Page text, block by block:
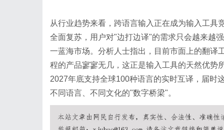
从行业趋势来看，跨语言输入正在成为输入工具
全面复苏，用户对"边打边译"的需求只会越来越
一蓝海市场。分析人士指出，目前市面上的翻译
程的产品寥寥无几，这正是输入工具的天然优势
2027年底支持全球100种语言的实时互译，届时
不同语言、不同文化的"数字桥梁"。